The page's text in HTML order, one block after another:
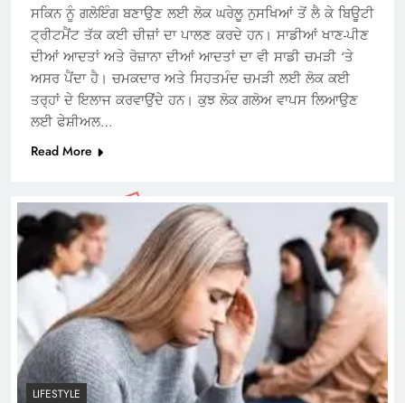
ਸਕਿਨ ਨੂੰ ਗਲੋਇੰਗ ਬਣਾਉਣ ਲਈ ਲੋਕ ਘਰੇਲੂ ਨੁਸਖਿਆਂ ਤੋਂ ਲੈ ਕੇ ਬਿਊਟੀ
ਟ੍ਰੀਟਮੈਂਟ ਤੱਕ ਕਈ ਚੀਜ਼ਾਂ ਦਾ ਪਾਲਣ ਕਰਦੇ ਹਨ। ਸਾਡੀਆਂ ਖਾਣ-ਪੀਣ
ਦੀਆਂ ਆਦਤਾਂ ਅਤੇ ਰੋਜ਼ਾਨਾ ਦੀਆਂ ਆਦਤਾਂ ਦਾ ਵੀ ਸਾਡੀ ਚਮੜੀ ‘ਤੇ
ਅਸਰ ਪੈਂਦਾ ਹੈ। ਚਮਕਦਾਰ ਅਤੇ ਸਿਹਤਮੰਦ ਚਮੜੀ ਲਈ ਲੋਕ ਕਈ
ਤਰ੍ਹਾਂ ਦੇ ਇਲਾਜ ਕਰਵਾਉਂਦੇ ਹਨ। ਕੁਝ ਲੋਕ ਗਲੋਅ ਵਾਪਸ ਲਿਆਉਣ
ਲਈ ਫੇਸ਼ੀਅਲ…
Read More
LIFESTYLE